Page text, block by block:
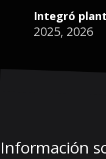
Integró
2025, 2026
Información